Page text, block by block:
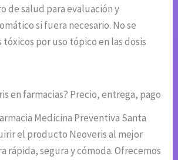
de salud para evaluación y
si fuera necesario. No se
por uso tópico en las dosis
en farmacias? Precio, entrega, pago
Medicina Preventiva Santa
el producto Neoveris al mejor
rápida, segura y cómoda. Ofrecemos